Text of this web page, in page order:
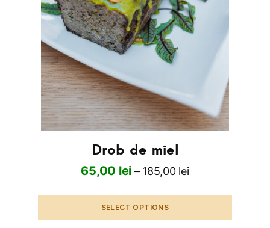
Drob de miel
65,00 lei – 185,00 lei
SELECT OPTIONS